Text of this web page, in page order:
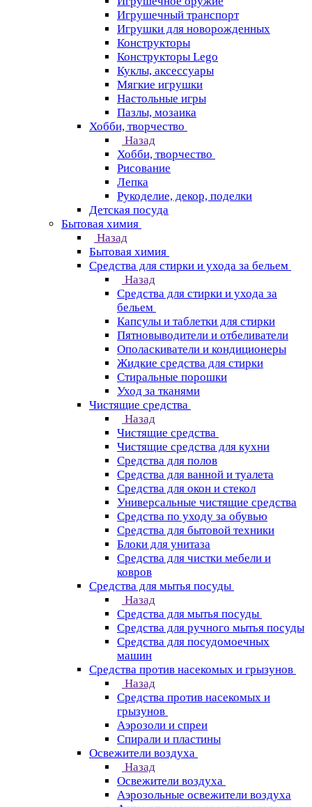
Игрушечный транспорт
Игрушки для новорожденных
Конструкторы
Конструкторы Lego
Куклы, аксессуары
Мягкие игрушки
Настольные игры
Пазлы, мозаика
Хобби, творчество
Назад
Хобби, творчество
Рисование
Лепка
Рукоделие, декор, поделки
Детская посуда
Бытовая химия
Назад
Бытовая химия
Средства для стирки и ухода за бельем
Назад
Средства для стирки и ухода за
бельем
Капсулы и таблетки для стирки
Пятновыводители и отбеливатели
Ополаскиватели и кондиционеры
Жидкие средства для стирки
Стиральные порошки
Уход за тканями
Чистящие средства
Назад
Чистящие средства
Чистящие средства для кухни
Средства для полов
Средства для ванной и туалета
Средства для окон и стекол
Универсальные чистящие средства
Средства по уходу за обувью
Средства для бытовой техники
Блоки для унитаза
Средства для чистки мебели и
ковров
Средства для мытья посуды
Назад
Средства для мытья посуды
Средства для ручного мытья посуды
Средства для посудомоечных
машин
Средства против насекомых и грызунов
Назад
Средства против насекомых и
грызунов
Аэрозоли и спреи
Спирали и пластины
Освежители воздуха
Назад
Освежители воздуха
Аэрозольные освежители воздуха